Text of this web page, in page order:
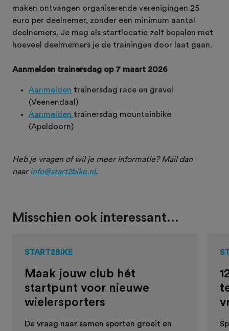
maken ontvangen organiserende verenigingen 25
euro per deelnemer, zonder een minimum aantal
deelnemers. Je mag als startlocatie zelf bepalen met
hoeveel deelmemers je de trainingen door laat gaan.
Aanmelden trainersdag op 7 maart 2026
Aanmelden trainersdag race en gravel
(Veenendaal)
Aanmelden trainersdag mountainbike
(Apeldoorn)
Heb je vragen of wil je meer informatie? Mail dan
naarinfo@start2bike.nl.
Misschien ook interessant...
START2BIKE
Maak jouw club hét
startpunt voor nieuwe
wielersporters
De vraag naar samen sporten groeit en